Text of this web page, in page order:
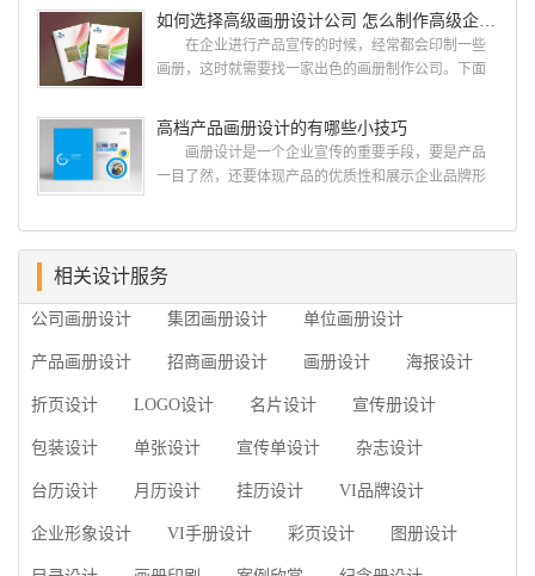
用目的、适用范畴并深刻...
计经验,服务过3000多家的广州集团/单位/产品/目录画
册设计/印刷公司。相信不少喜欢设计的小伙伴都会对
今天的内容感兴趣吧! 一、广州的古柏设计 古
广的专业...
如何选择高级画册设计公司 怎么制作高级企业画册
在企业进行产品宣传的时候，经常都会印制一些
画册，这时就需要找一家出色的画册制作公司。下面
司，怎么制作高级企业画册?高级画册设计公司 如
何选择高级画册设计公司 首先是员工的能力是否
过硬。这包括调研人员观察捕捉信息、与企业顺利沟
练掌握制作软件，深谙画册设...
高档产品画册设计的有哪些小技巧
画册设计是一个企业宣传的重要手段，要是产品
一目了然，还要体现产品的优质性和展示企业品牌形
产品画册设计要注重企业文化，引起客户关注 现
在企业都在使用产品画册来进行市场宣传，高档产品
个成功的高档产品画册设计，能够将一个公司的企业
相关设计服务
公司画册设计 集团画册设计 单位画册设计
产品画册设计 招商画册设计 画册设计 海报设计
折页设计 LOGO设计 名片设计 宣传册设计
包装设计 单张设计 宣传单设计 杂志设计
台历设计 月历设计 挂历设计 VI品牌设计
企业形象设计 VI手册设计 彩页设计 图册设计